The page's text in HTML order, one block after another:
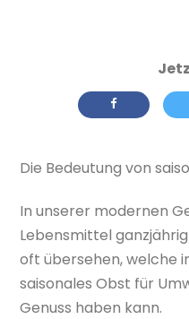
Die Bedeutung von
In unserer modernen
Lebensmittel
oft übersehen, welche
saisonales Obst für
Genuss haben kann.